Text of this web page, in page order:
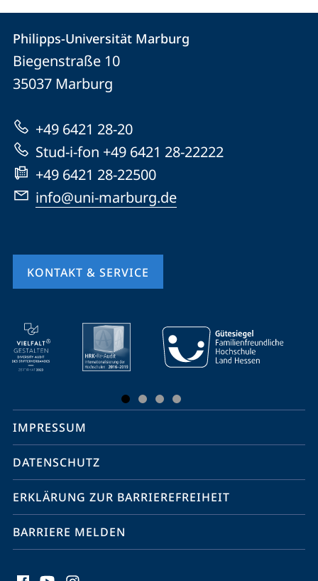
Kontakt
und
Informationen
zur
Website
Kontaktinformationen
Philipps-
Universität
Philipps-Universität Marburg
Biegenstraße 10
35037 Marburg
+49 6421 28-20
Stud-i-fon +49 6421 28-22222
+49 6421 28-22500
info@uni-marburg.de
KONTAKT & SERVICE
Mobile-
Service-
Navigation
Social
Media
Kontakte
IMPRESSUM
DATENSCHUTZ
ERKLÄRUNG ZUR BARRIEREFREIHEIT
BARRIERE MELDEN